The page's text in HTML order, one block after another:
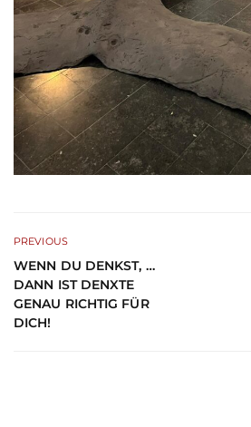
PREVIOUS
WENN DU DENKST, …
DANN IST DENXTE
GENAU RICHTIG FÜR
DICH!